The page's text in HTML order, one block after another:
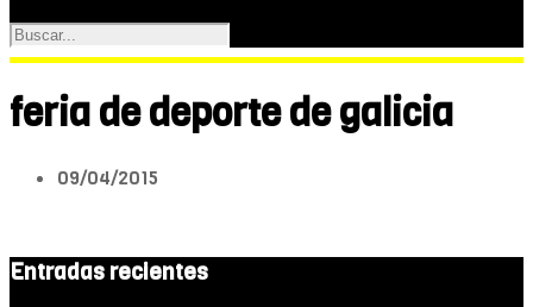
feria de deporte de galicia
09/04/2015
Entradas recientes